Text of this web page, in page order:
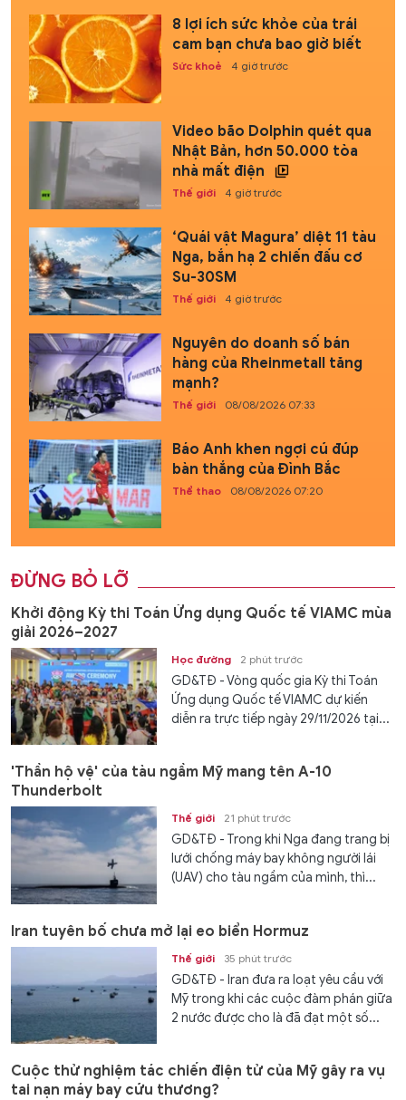
8 lợi ích sức khỏe của trái
cam bạn chưa bao giờ biết
Sức khoẻ 4 giờ trước
Video bão Dolphin quét qua
Nhật Bản, hơn 50.000 tòa
nhà mất điện
Thế giới 4 giờ trước
‘Quái vật Magura’ diệt 11 tàu
Nga, bắn hạ 2 chiến đấu cơ
Su-30SM
Thế giới 4 giờ trước
Nguyên do doanh số bán
hàng của Rheinmetall tăng
mạnh?
Thế giới 08/08/2026 07:33
Báo Anh khen ngợi cú đúp
bàn thắng của Đình Bắc
Thể thao 08/08/2026 07:20
ĐỪNG BỎ LỠ
Khởi động Kỳ thi Toán Ứng dụng Quốc tế VIAMC mùa
giải 2026–2027
Học đường 2 phút trước
GD&TĐ - Vòng quốc gia Kỳ thi Toán
Ứng dụng Quốc tế VIAMC dự kiến
diễn ra trực tiếp ngày 29/11/2026 tại...
'Thần hộ vệ' của tàu ngầm Mỹ mang tên A-10
Thunderbolt
Thế giới 21 phút trước
GD&TĐ - Trong khi Nga đang trang bị
lưới chống máy bay không người lái
(UAV) cho tàu ngầm của mình, thì...
Iran tuyên bố chưa mở lại eo biển Hormuz
Thế giới 35 phút trước
GD&TĐ - Iran đưa ra loạt yêu cầu với
Mỹ trong khi các cuộc đàm phán giữa
2 nước được cho là đã đạt một số...
Cuộc thử nghiệm tác chiến điện tử của Mỹ gây ra vụ
tai nạn máy bay cứu thương?